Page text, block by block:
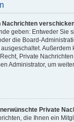
Nachrichten
geben: Entweder Sie
die Board-
Außerdem
Private
Administrator, um
Private
die Ihnen ein